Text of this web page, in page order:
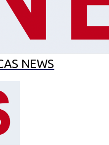
MESMUNCAS CAS EN
NEWS